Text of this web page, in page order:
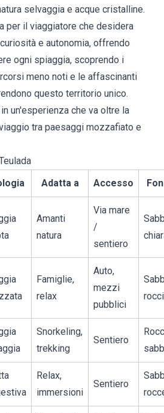
selvaggia e acque cristalline.
per il viaggiatore che desidera
e autonomia, offrendo
ogni spiaggia, scoprendo i
meno noti e le affascinanti
questo territorio unico.
un'esperienza che va oltre la
tra paesaggi mozzafiato e
Adatta a Accesso
Amanti
natura
Via mare
/
sentiero
Famiglie,
relax
Auto,
mezzi
pubblici
Snorkeling,
trekking
Sentiero
Relax,
immersioni
Sentiero